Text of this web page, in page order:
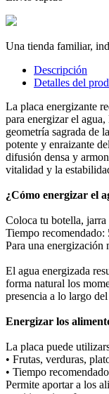
Una tienda familiar,
Descripción
Detalles del
La placa energizante
para energizar el
geometría sagrada de
potente y enraizante
difusión densa y
vitalidad y la
¿Cómo energizar el
Coloca tu botella, jarra
Tiempo recomendado:
Para una energización
El agua energizada
forma natural los
presencia a lo largo
Energizar los
La placa puede
• Frutas, verduras,
• Tiempo
Permite aportar a los